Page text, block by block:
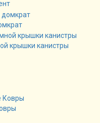
крышки канистры